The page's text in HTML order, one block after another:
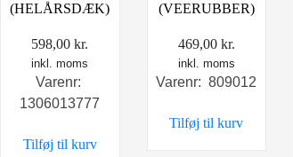
(HELÅRSDÆK)
598,00kr.
inkl. moms
Varenr:
1306013777
Tilføj til kurv
(VEERUBBER)
469,00 kr.
inkl. moms
Varenr: 809012
Tilføj til kurv